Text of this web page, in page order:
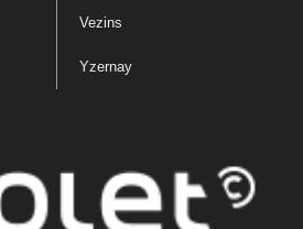
Vezins
Yzernay